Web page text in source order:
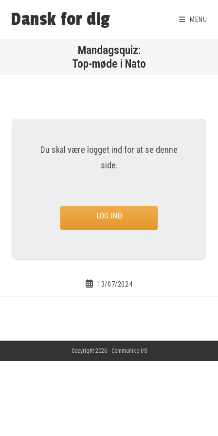
Dansk for dig MENU
Top-møde i Nato
Du skal være logget ind for at se denne
side.
LOG IND
13/07/2024
Copyright 2026 - Communiko I/S